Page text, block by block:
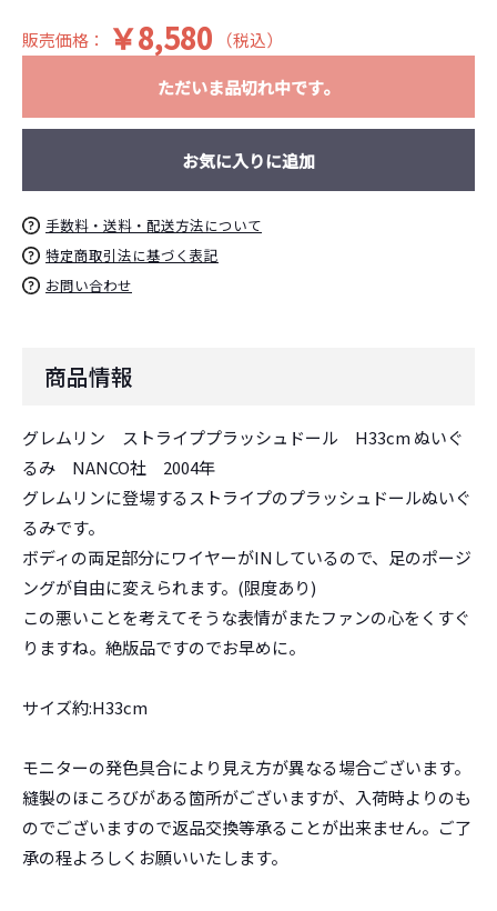
販売価格： ￥8,580 （税込）
ただいま品切れ中です。
お買い物を続ける カートへ進む
お気に入りに追加
手数料・送料・配送方法について
特定商取引法に基づく表記
お問い合わせ
商品情報
グレムリン ストライププラッシュドール H33cm ぬいぐ
るみ NANCO社 2004年
グレムリンに登場するストライプのプラッシュドールぬいぐ
るみです。
ボディの両足部分にワイヤーがINしているので、足のポージ
ングが自由に変えられます。(限度あり)
この悪いことを考えてそうな表情がまたファンの心をくすぐ
りますね。絶版品ですのでお早めに。
サイズ約:H33cm
モニターの発色具合により見え方が異なる場合ございます。
縫製のほころびがある箇所がございますが、入荷時よりのも
のでございますので返品交換等承ることが出来ません。ご了
承の程よろしくお願いいたします。